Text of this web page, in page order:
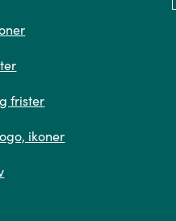
frister
ikoner